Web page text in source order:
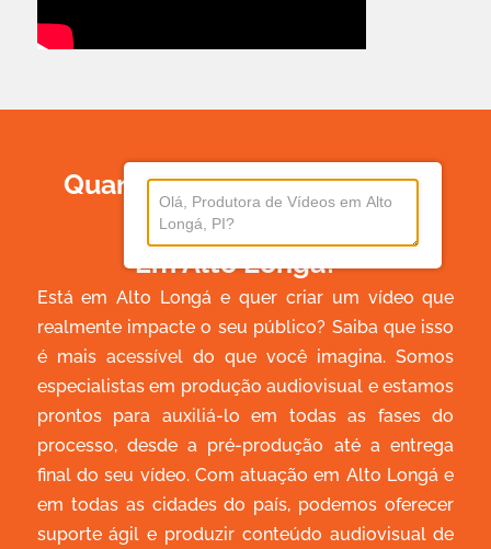
Quanto Custa Produzir Um
Vídeo
Em Alto Longá?
Está em Alto Longá e quer criar um vídeo que
realmente impacte o seu público? Saiba que isso
é mais acessível do que você imagina. Somos
especialistas em produção audiovisual e estamos
prontos para auxiliá-lo em todas as fases do
processo, desde a pré-produção até a entrega
final do seu vídeo. Com atuação em Alto Longá e
em todas as cidades do país, podemos oferecer
suporte ágil e produzir conteúdo audiovisual de